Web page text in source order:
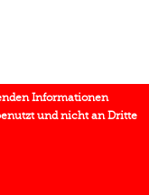
Informationen
und nicht an Dritte